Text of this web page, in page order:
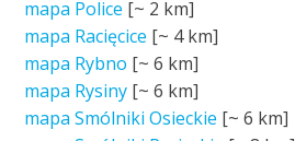
mapa Police [~ 2 km]
mapa Racięcice [~ 4 km]
mapa Rybno [~6 km]
mapa Rysiny [~6 km]
mapa Smólniki Osieckie [~6 km]